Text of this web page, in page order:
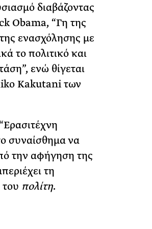
διαβάζοντας
Obama, “Γη της
ενασχόλησης με
το πολιτικό και
ενώ θίγεται
Kakutani των
συναίσθημα να
την αφήγηση της
τη
πολίτη.